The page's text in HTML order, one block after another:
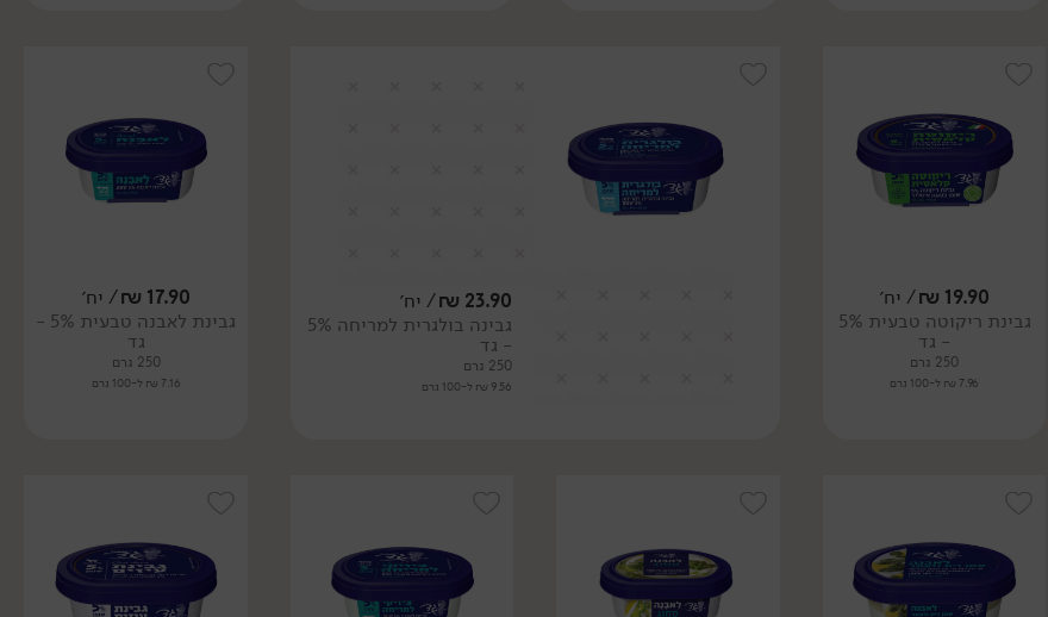
19.90
₪/ יח׳
גבינת ריקוטה טבעית 5%
- גד
250 גרם
7.96 ₪ ל-100 גרם
23.90
₪/ יח׳
גבינה בולגרית למריחה 5%
- גד
250 גרם
9.56 ₪ ל-100 גרם
17.90
₪/ יח׳
גבינת לאבנה טבעית 5% -
גד
250 גרם
7.16 ₪ ל-100 גרם